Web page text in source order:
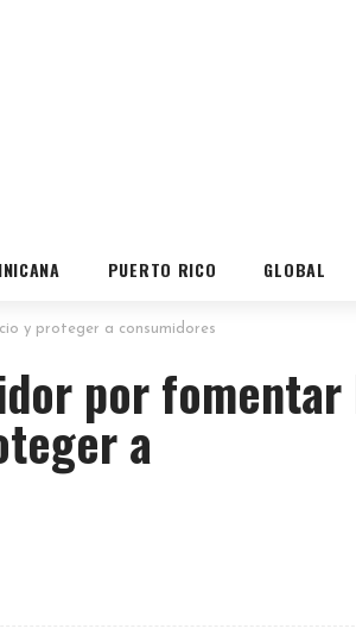
PUERTO RICO GLOBAL
y proteger a consumidores
por
a